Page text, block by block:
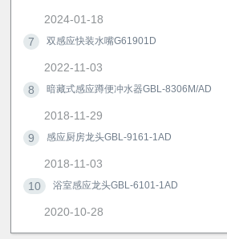
2024-01-18
7
双感应快装水嘴G61901D
2022-11-03
8
暗藏式感应蹲便冲水器GBL-8306M/AD
2018-11-29
9
感应厨房龙头GBL-9161-1AD
2018-11-03
10
浴室感应龙头GBL-6101-1AD
2020-10-28